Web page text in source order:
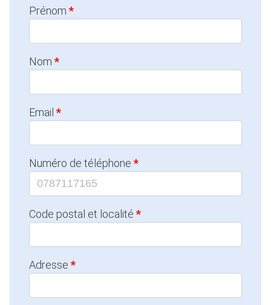
Prénom
Nom
Email
Numéro de téléphone
Code postal et localité
Adresse